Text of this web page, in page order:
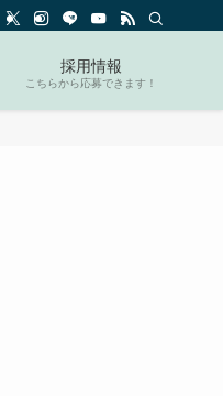
採用情報
こちらから応募できます！